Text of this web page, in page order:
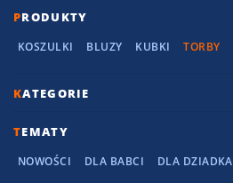
PRODUKTY
KOSZULKI BLUZY KUBKI TORBY
KATEGORIE
TEMATY
NOWOŚCI DLA BABCI DLA DZIADKA